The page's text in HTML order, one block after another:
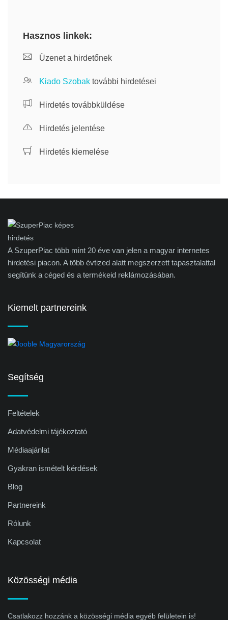
Hasznos linkek:
Üzenet a hirdetőnek
Kiado Szobak további hirdetései
Hirdetés továbbküldése
Hirdetés jelentése
Hirdetés kiemelése
A SzuperPiac több mint 20 éve van jelen a magyar internetes
hirdetési piacon. A több évtized alatt megszerzett tapasztalattal
segítünk a céged és a termékeid reklámozásában.
Kiemelt partnereink
Segítség
Feltételek
Adatvédelmi tájékoztató
Médiaajánlat
Gyakran ismételt kérdések
Blog
Partnereink
Rólunk
Kapcsolat
Közösségi média
Csatlakozz hozzánk a közösségi média egyéb felületein is!